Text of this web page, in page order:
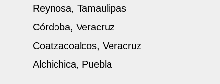
Reynosa, Tamaulipas
Córdoba, Veracruz
Coatzacoalcos, Veracruz
Alchichica, Puebla